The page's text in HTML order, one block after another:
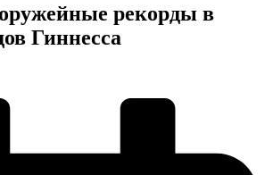
рекорды в
Гиннесса